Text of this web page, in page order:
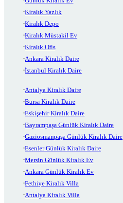
Kiralık Yazlık
Kiralık Depo
Kiralık Müstakil Ev
Kiralık Ofis
Ankara Kiralık Daire
İstanbul Kiralık Daire
Antalya Kiralık Daire
Bursa Kiralık Daire
Eskişehir Kiralık Daire
Bayrampaşa Günlük Kiralık Daire
Gaziosmanpaşa Günlük Kiralık Daire
Esenler Günlük Kiralık Daire
Mersin Günlük Kiralık Ev
Ankara Günlük Kiralık Ev
Fethiye Kiralık Villa
Antalya Kiralık Villa